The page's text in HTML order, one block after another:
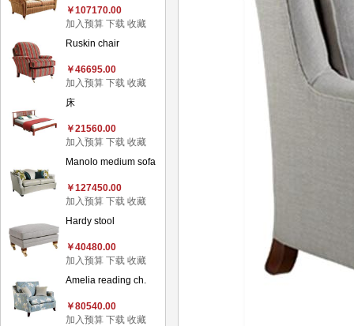
￥107170.00
加入预算 下载 收藏
Ruskin chair
￥46695.00
加入预算 下载 收藏
床
￥21560.00
加入预算 下载 收藏
Manolo medium sofa
￥127450.00
加入预算 下载 收藏
Hardy stool
￥40480.00
加入预算 下载 收藏
Amelia reading ch.
￥80540.00
加入预算 下载 收藏